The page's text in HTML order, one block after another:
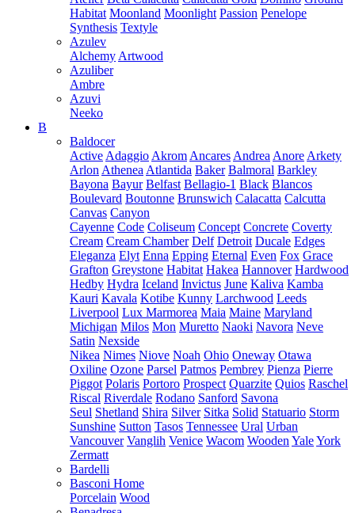
Habitat Moonland Moonlight Passion Penelope
Synthesis Textyle
Azulev
Alchemy Artwood
Azuliber
Ambre
Azuvi
Neeko
B
Baldocer
Active Adaggio Akrom Ancares Andrea Anore Arkety
Arlon Athenea Atlantida Baker Balmoral Barkley
Bayona Bayur Belfast Bellagio-1 Black Blancos
Boulevard Boutonne Brunswich Calacatta Calcutta
Canvas Canyon
Cayenne Code Coliseum Concept Concrete Coverty
Cream Cream Chamber Delf Detroit Ducale Edges
Eleganza Elyt Enna Epping Eternal Even Fox Grace
Grafton Greystone Habitat Hakea Hannover Hardwood
Hedby Hydra Iceland Invictus June Kaliva Kamba
Kauri Kavala Kotibe Kunny Larchwood Leeds
Liverpool Lux Marmorea Maia Maine Maryland
Michigan Milos Mon Muretto Naoki Navora Neve
Satin Nexside
Nikea Nimes Niove Noah Ohio Oneway Otawa
Oxiline Ozone Parsel Patmos Pembrey Pienza Pierre
Piggot Polaris Portoro Prospect Quarzite Quios Raschel
Riscal Riverdale Rodano Sanford Savona
Seul Shetland Shira Silver Sitka Solid Statuario Storm
Sunshine Sutton Tasos Tennessee Ural Urban
Vancouver Vanglih Venice Wacom Wooden YaleYork
Zermatt
Bardelli
Basconi Home
Porcelain Wood